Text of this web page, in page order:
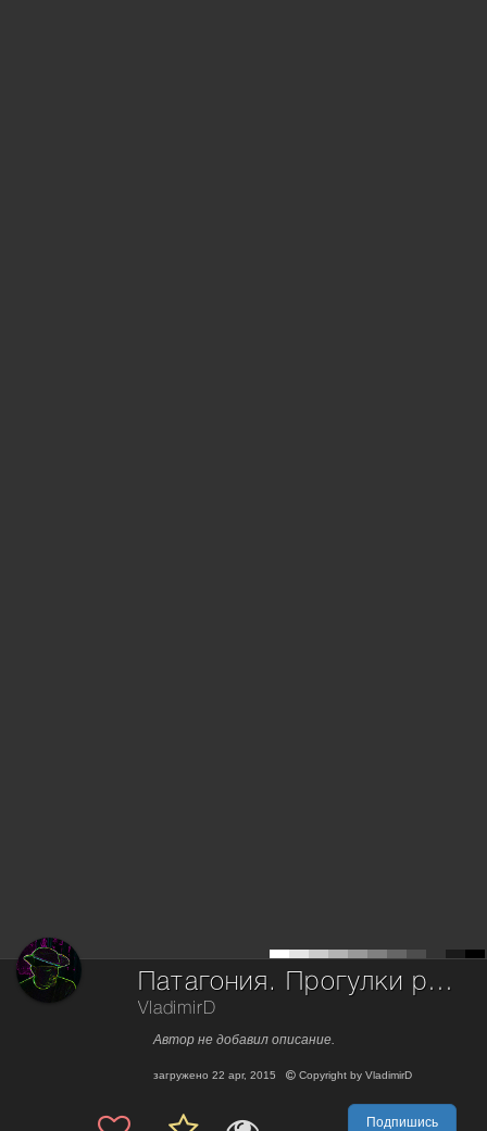
Патагония. Прогулки ранней осенью по пересеченной местности.
VladimirD
Автор не добавил описание.
загружено 22 apr, 2015 Copyright by VladimirD
Подпишись